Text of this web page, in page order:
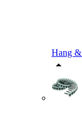
Hang